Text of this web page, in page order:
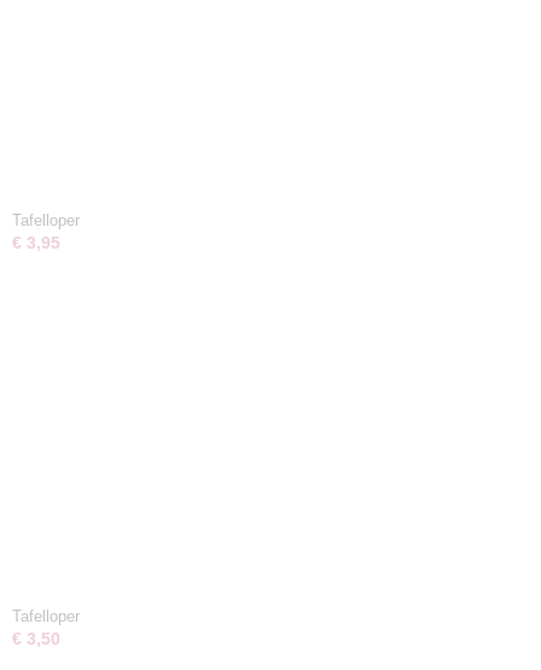
Tafelloper
€ 3,95
Tafelloper
€ 3,50